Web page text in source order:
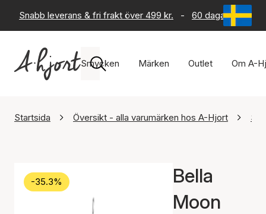
Snabb leverans & fri frakt över 499 kr. - 60 dagars
Smycken Märken Outlet Om A-
Startsida Översikt - alla varumärken hos A-Hjort
-35.3%
Bella
Moon